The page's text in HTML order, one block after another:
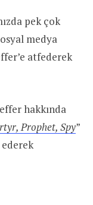
pek çok
medya
atfederek
hakkında
Prophet, Spy”
ederek